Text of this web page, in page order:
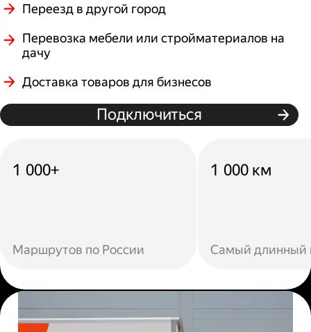
Переезд в другой город
Перевозка мебели или стройматериалов на
дачу
Доставка товаров для бизнесов
Подключиться
1 000+
Маршрутов по России
1 000 км
Самый длинный